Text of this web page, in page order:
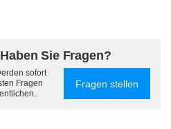
Sie Fragen?
sofort
Fragen
Fragen stellen